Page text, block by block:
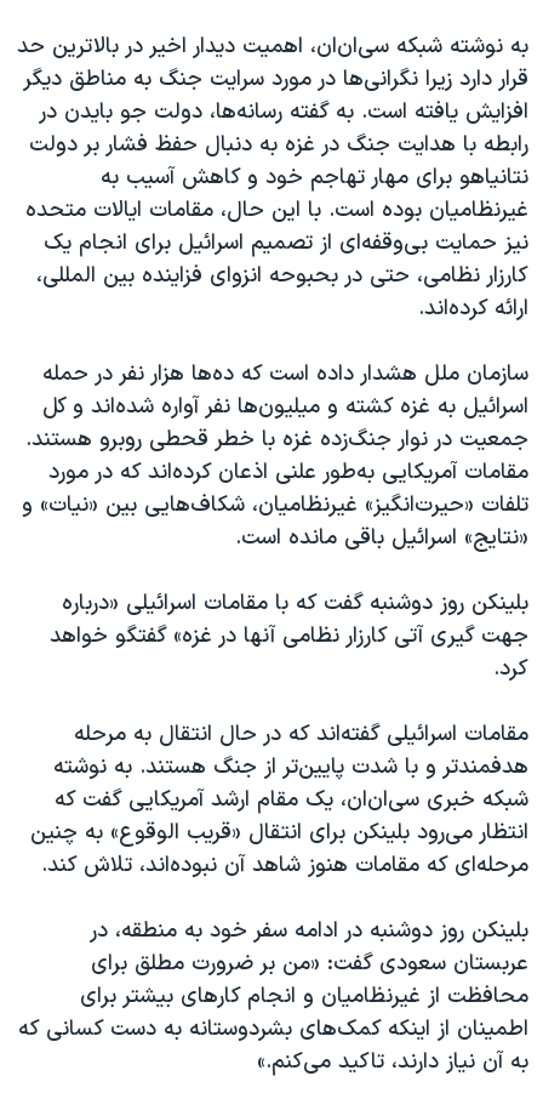
به نوشته شبکه سی‌ان‌ان، اهمیت دیدار اخیر در بالاترین حد
قرار دارد زیرا نگرانی‌ها در مورد سرایت جنگ به مناطق دیگر
افزایش یافته است. به گفته رسانه‌ها، دولت جو بایدن در
رابطه با هدایت جنگ در غزه به دنبال حفظ فشار بر دولت
نتانیاهو برای مهار تهاجم خود و کاهش آسیب به
غیرنظامیان بوده است. با این حال، مقامات ایالات متحده
نیز حمایت بی‌وقفه‌ای از تصمیم اسرائیل برای انجام یک
کارزار نظامی، حتی در بحبوحه انزوای فزاینده بین المللی،
ارائه کرده‌اند.
سازمان ملل هشدار داده است که ده‌ها هزار نفر در حمله
اسرائیل به غزه کشته و میلیون‌ها نفر آواره شده‌اند و کل
جمعیت در نوار جنگ‌زده غزه با خطر قحطی روبرو هستند.
مقامات آمریکایی به‌طور علنی اذعان کرده‌اند که در مورد
تلفات «حیرت‌انگیز» غیرنظامیان، شکاف‌هایی بین «نیات» و
«نتایج» اسرائیل باقی مانده است.
بلینکن روز دوشنبه گفت که با مقامات اسرائیلی «درباره
جهت گیری آتی کارزار نظامی آنها در غزه» گفتگو خواهد
کرد.
مقامات اسرائیلی گفته‌اند که در حال انتقال به مرحله
هدفمندتر و با شدت پایین‌تر از جنگ هستند. به نوشته
شبکه خبری سی‌ان‌ان، یک مقام ارشد آمریکایی گفت که
انتظار می‌رود بلینکن برای انتقال «قریب الوقوع» به چنین
مرحله‌ای که مقامات هنوز شاهد آن نبوده‌اند، تلاش کند.
بلینکن روز دوشنبه در ادامه سفر خود به منطقه، در
عربستان سعودی گفت: «من بر ضرورت مطلق برای
محافظت از غیرنظامیان و انجام کارهای بیشتر برای
اطمینان از اینکه کمک‌های بشردوستانه به دست کسانی که
به آن نیاز دارند، تاکید می‌کنم.»